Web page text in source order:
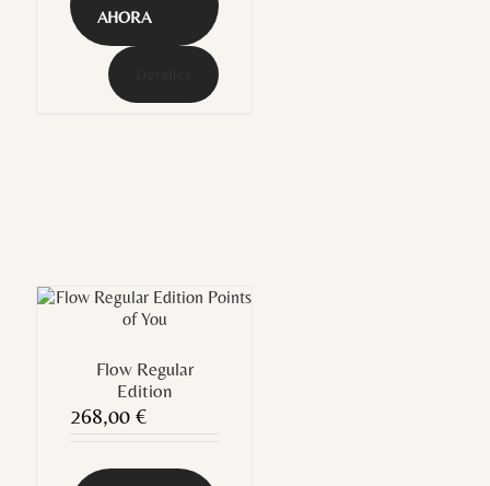
AHORA
Flow Regular
Edition
268,00 €